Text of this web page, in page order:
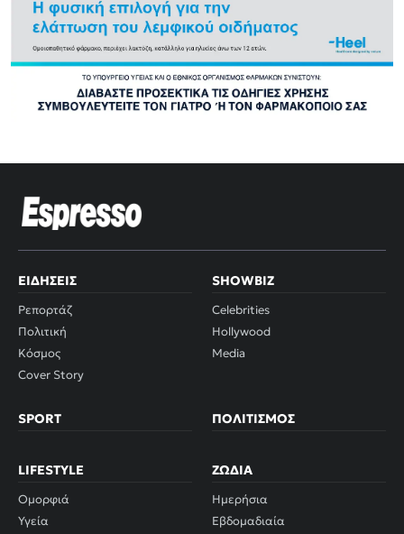
ΕΙΔΉΣΕΙΣ
Ρεπορτάζ
Πολιτική
Κόσμος
Cover Story
SHOWBIZ
Celebrities
Hollywood
Media
SPORT ΠΟΛΙΤΙΣΜΌΣ
LIFESTYLE
Ομορφιά
Υγεία
ΖΏΔΙΑ
Ημερήσια
Εβδομαδιαία